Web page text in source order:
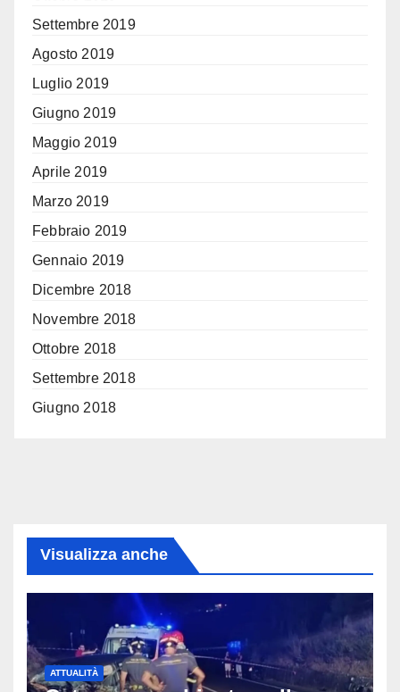
Settembre 2019
Agosto 2019
Luglio 2019
Giugno 2019
Maggio 2019
Aprile 2019
Marzo 2019
Febbraio 2019
Gennaio 2019
Dicembre 2018
Novembre 2018
Ottobre 2018
Settembre 2018
Giugno 2018
Visualizza anche
ATTUALITÀ